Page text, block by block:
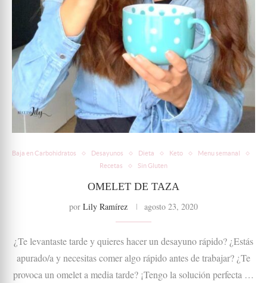
Baja en Carbohidratos Desayunos Dieta Keto
Menu semanal
Recetas
Sin Gluten
OMELET DE TAZA
por Lily Ramírez agosto 23, 2020
¿Te levantaste tarde y quieres hacer un desayuno rápido? ¿Estás
apurado/a y necesitas comer algo rápido antes de trabajar? ¿Te
provoca un omelet a media tarde? ¡Tengo la solución perfecta …